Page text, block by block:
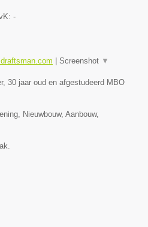
-
Screenshot ▼
30 jaar oud en afgestudeerd MBO
Nieuwbouw, Aanbouw,